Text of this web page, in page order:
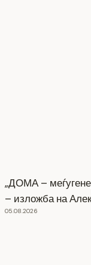
„ДОМА –
– изложба на
05.08.2026